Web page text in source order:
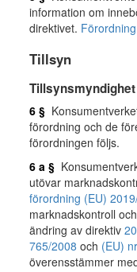
information om
direktivet.
Tillsyn
Tillsynsmyndighet
6 §
förordning och de
förordningen följs.
6 a §
utövar
förordning (EU)
marknadskontroll
ändring av direktiv
765/2008 och (EU)
överensstämmer